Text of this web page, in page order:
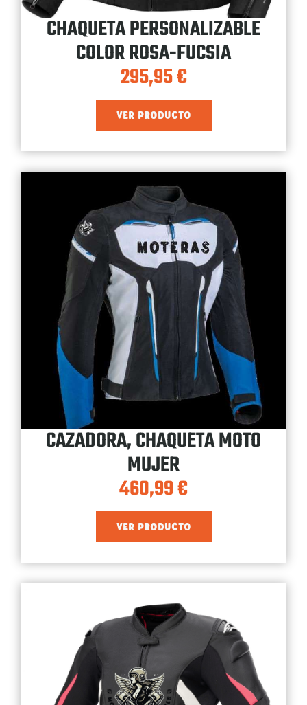
CHAQUETA PERSONALIZABLE
COLOR ROSA-FUCSIA
295,95€
VER PRODUCTO
CAZADORA, CHAQUETA MOTO
MUJER
460,99€
VER PRODUCTO